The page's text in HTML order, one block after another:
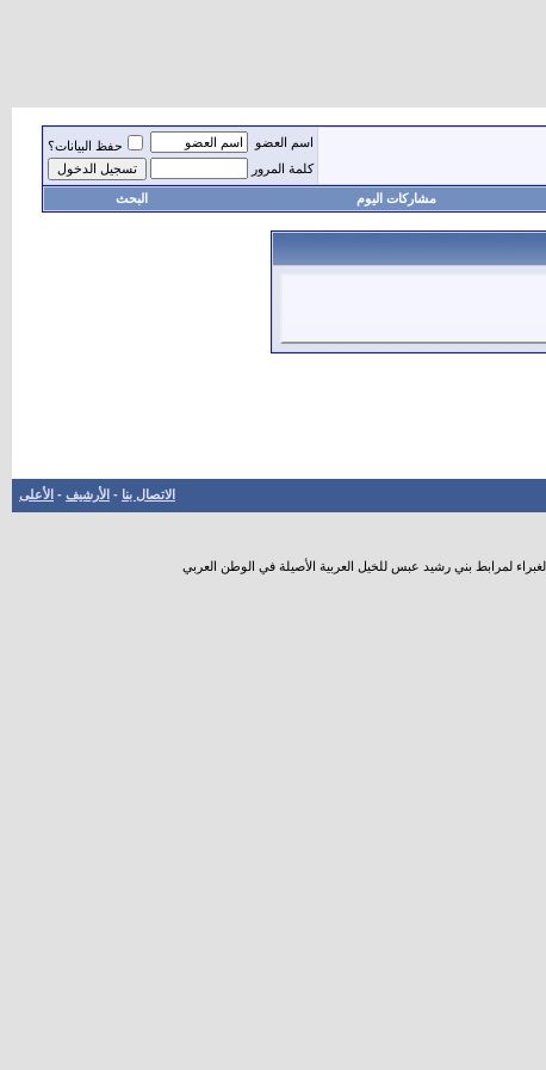
اسم العضو
حفظ البيانات؟
كلمة المرور
مشاركات اليوم البحث
الاتصال بنا - الأرشيف - الأعلى
لمرابط بني رشيد عبس للخيل العربية الأصيلة في الوطن العربي